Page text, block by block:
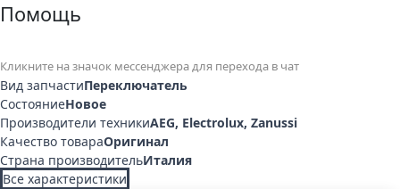
Помощь
Кликните на значок мессенджера для перехода в чат
Вид запчастиПереключатель
СостояниеНовое
Производители техникиAEG, Electrolux, Zanussi
Качество товараОригинал
Страна производительИталия
Все характеристики